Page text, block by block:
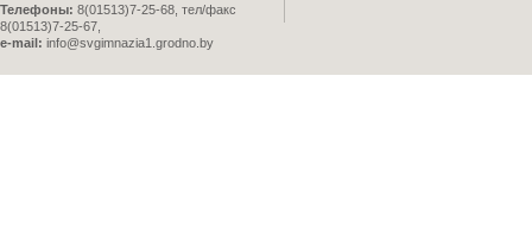
Телефоны: 8(01513)7-25-68, тел/факс
8(01513)7-25-67,
e-mail: info@svgimnazia1.grodno.by